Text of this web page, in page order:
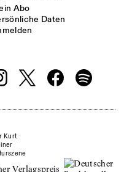
Abo
Daten
Kurt